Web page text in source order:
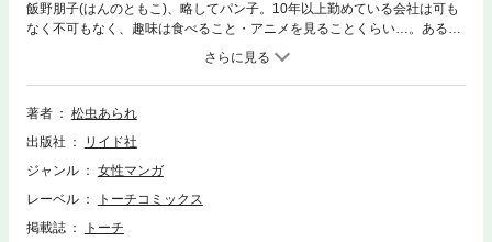
飯野朋子(はんのともこ)、略してパン子。10年以上勤めている会社は可も
なく不可もなく、趣味は食べること・アニメを見ることくらい…。ある日
道端で困っているところを、自転車屋さんの高橋くんに助けられてから少
しずつ毎日が変わり始める――。
著者
松虫あられ
出版社
リイド社
ジャンル
女性マンガ
レーベル
トーチコミックス
掲載誌
トーチ